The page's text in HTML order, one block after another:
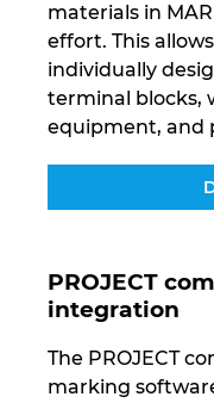
materials in
effort. This
individually
terminal blocks,
equipment, and
PROJECT
integration
The PROJECT
marking